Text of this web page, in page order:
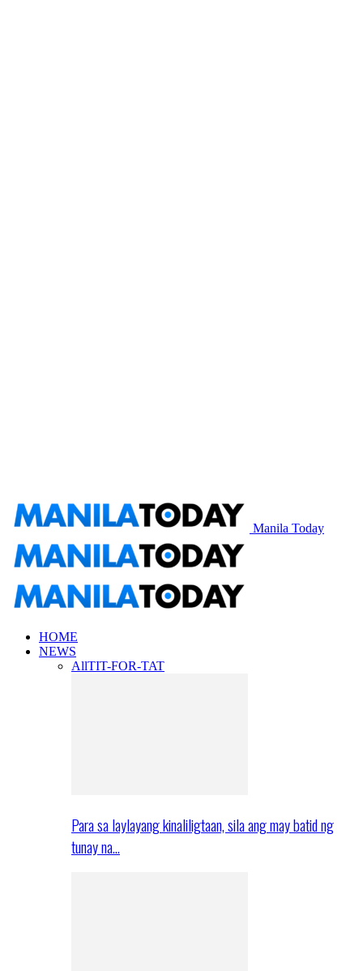
Manila Today
HOME
NEWS
AllTIT-FOR-TAT
Para sa laylayang kinaliligtaan, sila ang may batid ng
tunay na…